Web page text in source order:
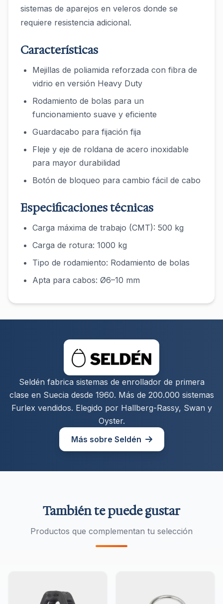
sistemas de aparejos en veleros donde se
requiere resistencia adicional.
Características
Mejillas de poliamida reforzada con fibra de
vidrio en versión Heavy Duty
Rodamiento de bolas para un
funcionamiento suave y eficiente
Guardacabo para fijación fija
Fleje y eje de roldana de acero inoxidable
para mayor durabilidad
Botón de bloqueo para cambio fácil de cabo
Especificaciones técnicas
Carga máxima de trabajo (CMT): 500 kg
Carga de rotura: 1000 kg
Tipo de rodamiento: Rodamiento de bolas
Apta para cabos: Ø6–10 mm
Seldén fabrica sistemas de enrollador de primera
clase en Suecia desde 1960. Más de 200.000 sistemas
Furlex vendidos. Elegido por Hallberg-Rassy, Swan y
Oyster.
Más sobre Seldén
También te puede gustar
Productos que complementan tu selección